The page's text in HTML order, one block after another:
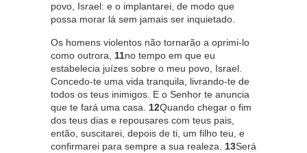
povo, Israel: e o implantarei, de modo que
possa morar lá sem jamais ser inquietado.
Os homens violentos não tornarão a oprimi-lo
como outrora, 11no tempo em que eu
estabelecia juízes sobre o meu povo, Israel.
Concedo-te uma vida tranquila, livrando-te de
todos os teus inimigos. E o Senhor te anuncia
que te fará uma casa. 12Quando chegar o fim
dos teus dias e repousares com teus pais,
então, suscitarei, depois de ti, um filho teu, e
confirmarei para sempre a sua realeza. 13Será